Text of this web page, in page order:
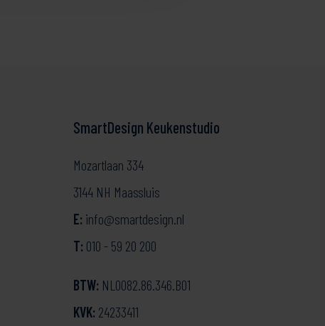
SmartDesign Keukenstudio
Mozartlaan 334
3144 NH Maassluis
E: info@smartdesign.nl
T: 010 - 59 20 200
BTW: NL0082.86.346.B01
KVK: 24233411